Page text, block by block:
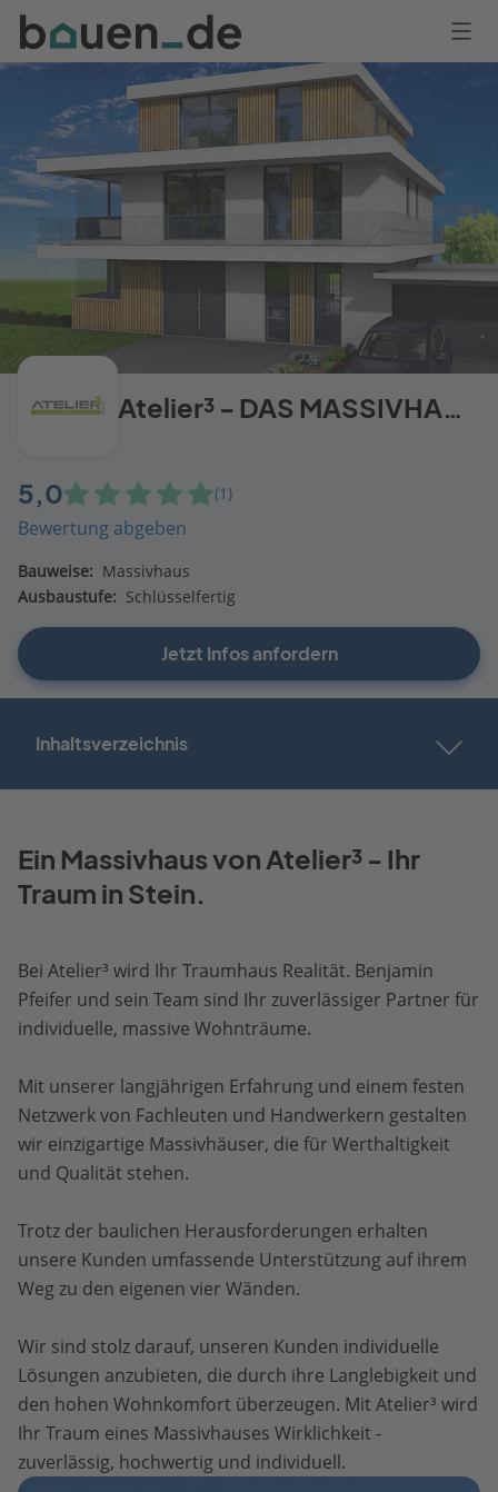
Bauen
Logo
Atelier³ - DAS MASSIVHAUS
5,0 (1)
Bewertung abgeben
Bauweise: Massivhaus
Ausbaustufe: Schlüsselfertig
Jetzt Infos anfordern
Inhaltsverzeichnis
Ein Massivhaus von Atelier³ - Ihr
Traum in Stein.
Bei Atelier³ wird Ihr Traumhaus Realität. Benjamin
Pfeifer und sein Team sind Ihr zuverlässiger Partner für
individuelle, massive Wohnträume.
Mit unserer langjährigen Erfahrung und einem festen
Netzwerk von Fachleuten und Handwerkern gestalten
wir einzigartige Massivhäuser, die für Werthaltigkeit
und Qualität stehen.
Trotz der baulichen Herausforderungen erhalten
unsere Kunden umfassende Unterstützung auf ihrem
Weg zu den eigenen vier Wänden.
Wir sind stolz darauf, unseren Kunden individuelle
Lösungen anzubieten, die durch ihre Langlebigkeit und
den hohen Wohnkomfort überzeugen. Mit Atelier³ wird
Ihr Traum eines Massivhauses Wirklichkeit -
zuverlässig, hochwertig und individuell.